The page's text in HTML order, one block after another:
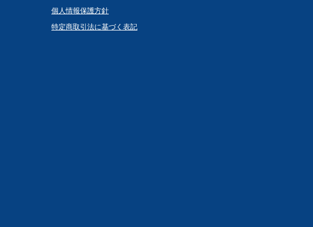
個人情報保護方針
特定商取引法に基づく表記